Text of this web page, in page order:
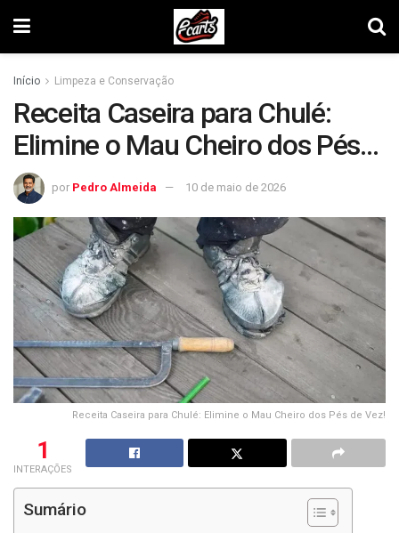
Início Limpeza e Conservação
Receita Caseira para Chulé:
Elimine o Mau Cheiro dos Pés
de Vez!
por Pedro Almeida 10 de maio de 2026
Receita Caseira para Chulé: Elimine o Mau Cheiro dos Pés de Vez!
1
INTERAÇÕES
Sumário